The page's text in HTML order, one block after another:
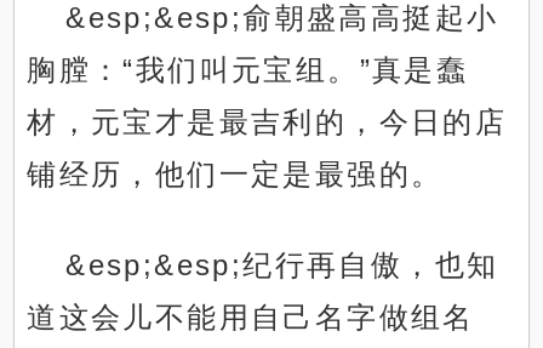
&esp;&esp;俞朝盛高高挺起小
胸膛：“我们叫元宝组。”真是蠢
材，元宝才是最吉利的，今日的店
铺经历，他们一定是最强的。
&esp;&esp;纪行再自傲，也知
道这会儿不能用自己名字做组名